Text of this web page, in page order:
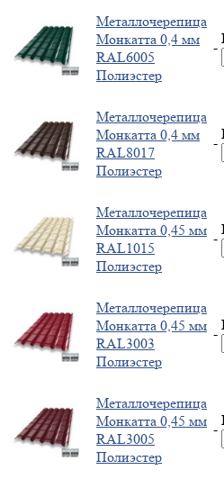
Металлочерепица
Монкатта 0,4 мм
RAL6005
Полиэстер
-
Металлочерепица
Монкатта 0,4 мм
RAL8017
Полиэстер
-
Металлочерепица
Монкатта 0,45 мм
RAL1015
Полиэстер
-
Металлочерепица
Монкатта 0,45 мм
RAL3003
Полиэстер
-
Металлочерепица
Монкатта 0,45 мм
RAL3005
Полиэстер
-